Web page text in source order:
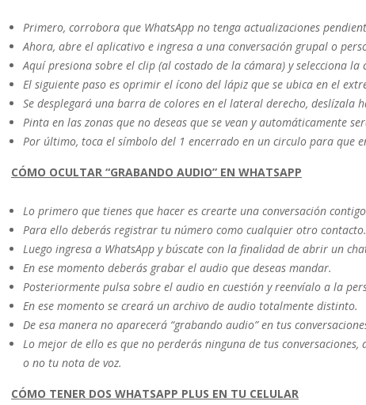
Primero, corrobora que WhatsApp no tenga actualizaciones
Ahora, abre el aplicativo e ingresa a una conversación grupal o
Aquí presiona sobre el clip (al costado de la cámara) y selecciona
El siguiente paso es oprimir el ícono del lápiz que se ubica en el
Se desplegará una barra de colores en el lateral derecho, deslízala
Pinta en las zonas que no deseas que se vean y automáticamente
Por último, toca el símbolo del 1 encerrado en un circulo para que
CÓMO OCULTAR “GRABANDO AUDIO” EN WHATSAPP
Lo primero que tienes que hacer es crearte una conversación
Para ello deberás registrar tu número como cualquier otro contacto.
Luego ingresa a WhatsApp y búscate con la finalidad de abrir un
En ese momento deberás grabar el audio que deseas mandar.
Posteriormente pulsa sobre el audio en cuestión y reenvíalo a la
En ese momento se creará un archivo de audio totalmente distinto.
De esa manera no aparecerá “grabando audio” en tus
Lo mejor de ello es que no perderás ninguna de tus
o no tu nota de voz.
CÓMO TENER DOS WHATSAPP PLUS EN TU CELULAR